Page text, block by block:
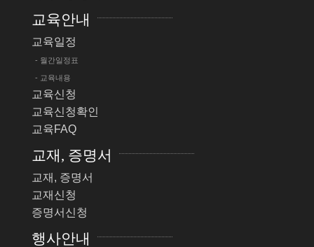
교육안내
교육일정
- 월간일정표
- 교육내용
교육신청
교육신청확인
교육FAQ
교재, 증명서
교재, 증명서
교재신청
증명서신청
행사안내